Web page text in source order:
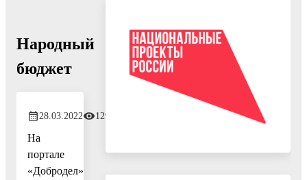
Народный
бюджет
28.03.2022 1293
На
портале
«Добродел»